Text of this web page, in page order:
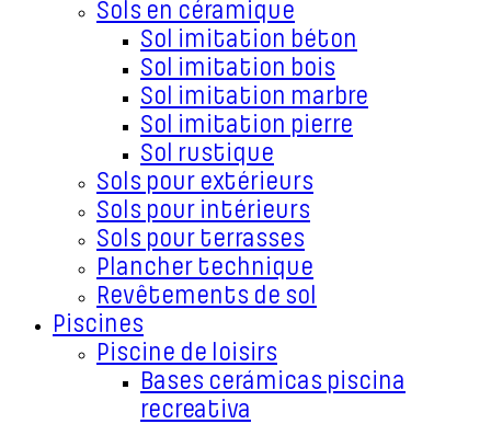
Sols en céramique
Sol imitation béton
Sol imitation bois
Sol imitation marbre
Sol imitation pierre
Sol rustique
Sols pour extérieurs
Sols pour intérieurs
Sols pour terrasses
Plancher technique
Revêtements de sol
Piscines
Piscine de loisirs
Bases cerámicas piscina
recreativa